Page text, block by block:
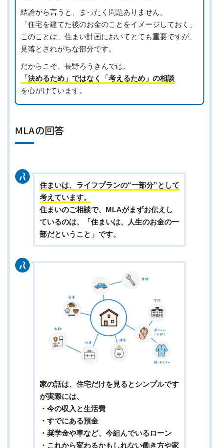
結論から言うと、まったく問題ありません。
「住宅を建てた後のお金のことをイメージしておく」
このことは、住まい計画においてとても重要ですが、
見落とされがちな部分です。
だからこそ、長野ろうきんでは、
「決めるため」ではなく「考えるため」の相談
を心がけています。
MLAの回答
住まいは、ライフプランの“一部分”として
考えています。
住まいのご相談で、MLAがまずお伝えし
ているのは、「住まいは、人生のお金の一
部だということ 」です。
家の話は、住宅だけを見るとシンプルです
が実際には、
・今の収入と生活費
・すでにある預金
・奨学金や車など、今組んでいるローン
・これから変わるかもしれない働き方や家